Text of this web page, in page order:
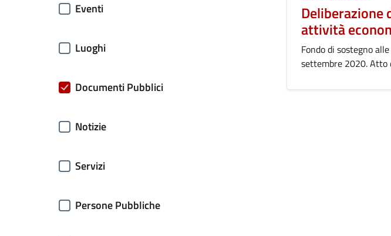
Eventi
Luoghi
Documenti Pubblici
Notizie
Servizi
Persone Pubbliche
Deliberazione
attività
Fondo di sostegno
settembre 2020. Atto